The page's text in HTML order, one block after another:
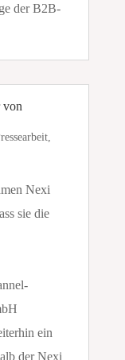
der B2B-
von
,
Nexi
sie die
ein
der Nexi